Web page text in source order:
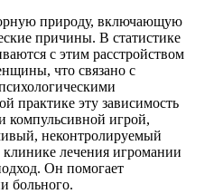
природу, включающую
причины. В статистике
с этим расстройством
что связано с
практике эту зависимость
компульсивной игрой,
неконтролируемый
лечения игромании
Он помогает
больного.